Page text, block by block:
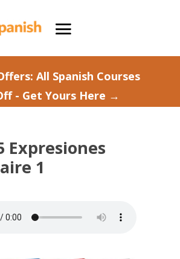
All Spanish Courses
- Get Yours Here →
Expresiones
1